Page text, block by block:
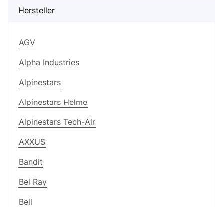
Hersteller
AGV
Alpha Industries
Alpinestars
Alpinestars Helme
Alpinestars Tech-Air
AXXUS
Bandit
Bel Ray
Bell